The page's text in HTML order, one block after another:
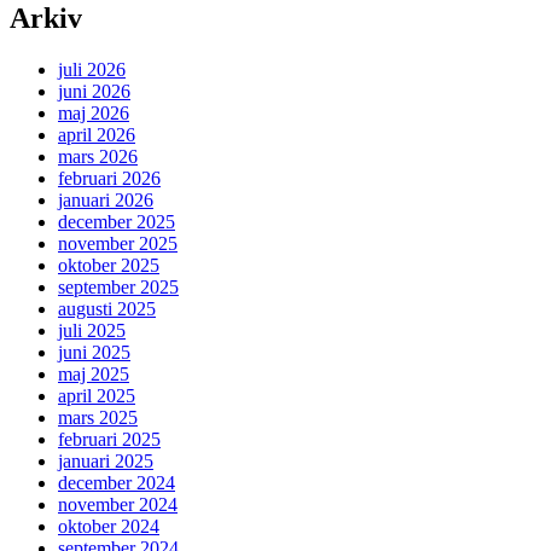
Arkiv
juli 2026
juni 2026
maj 2026
april 2026
mars 2026
februari 2026
januari 2026
december 2025
november 2025
oktober 2025
september 2025
augusti 2025
juli 2025
juni 2025
maj 2025
april 2025
mars 2025
februari 2025
januari 2025
december 2024
november 2024
oktober 2024